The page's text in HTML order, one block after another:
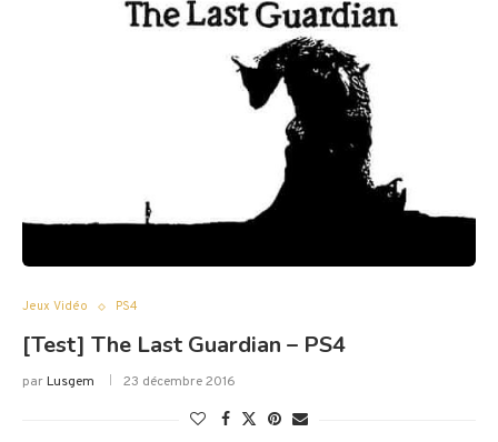
Jeux Vidéo PS4
[Test] The Last Guardian – PS4
parLusgem 23 décembre 2016